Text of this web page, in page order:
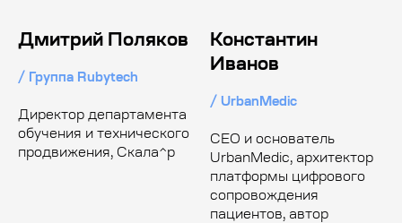
Дмитрий Поляков
/ Группа Rubytech
Директор департамента
обучения и технического
продвижения, Скала^р
Константин
Иванов
/ UrbanMedic
CEO и основатель
UrbanMedic, архитектор
платформы цифрового
сопровождения
пациентов, автор